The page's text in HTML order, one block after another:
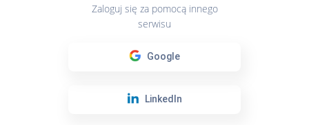
Zaloguj się za pomocą innego
serwisu
Google
LinkedIn